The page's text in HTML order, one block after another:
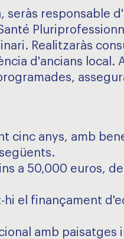
seràs responsable
Realitzaràs
d'ancians local.
cinc anys, amb
a 50,000 euros,
hi el finançament
amb paisatges